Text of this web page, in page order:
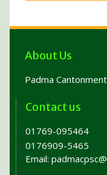
About Us
Padma
Contact us
01769-095464
0176909-5465
Email: